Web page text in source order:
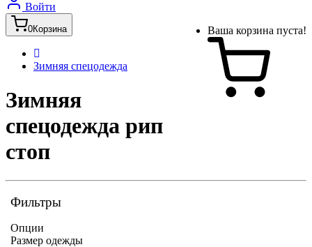
Войти
0Корзина Ваша корзина пуста!
Зимняя спецодежда
Зимняя
спецодежда рип
стоп
Фильтры
Опции
Размер одежды